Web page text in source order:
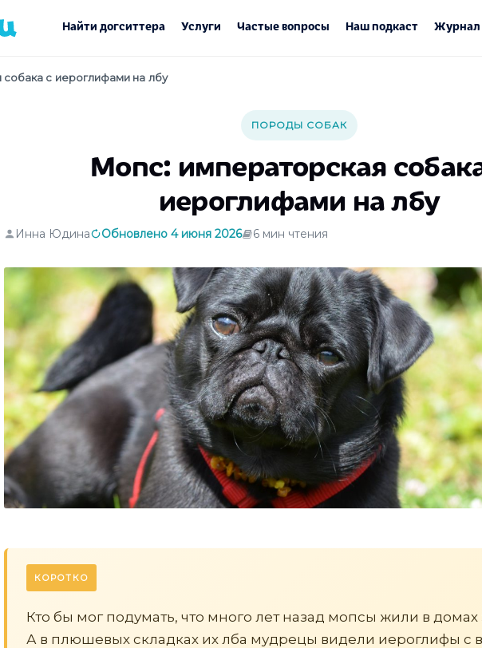
Найти догситтера Услуги Частые вопросы Наш подкаст Журнал
с иероглифами на лбу
ПОРОДЫ СОБАК
Мопс: императорская
иероглифами на лбу
Инна Юдина Обновлено 4 июня 2026 6 мин чтения
КОРОТКО
Кто бы мог подумать, что много лет назад мопсы жили в домах
А в плюшевых складках их лба мудрецы видели иероглифы с